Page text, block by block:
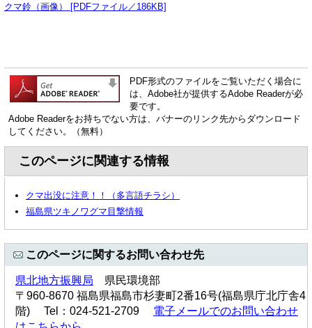
クマ鈴（画像） [PDFファイル／186KB]
PDF形式のファイルをご覧いただく場合に
は、Adobe社が提供するAdobe Readerが必
要です。
Adobe Readerをお持ちでない方は、バナーのリンク先からダウンロード
してください。（無料）
このページに関連する情報
クマ出没に注意！！（多言語チラシ）
福島県ツキノワグマ目撃情報
このページに関するお問い合わせ先
県北地方振興局 県民環境部
〒960-8670 福島県福島市杉妻町2番16号(福島県庁北庁舎4
階) Tel：024-521-2709 電子メールでのお問い合わせ